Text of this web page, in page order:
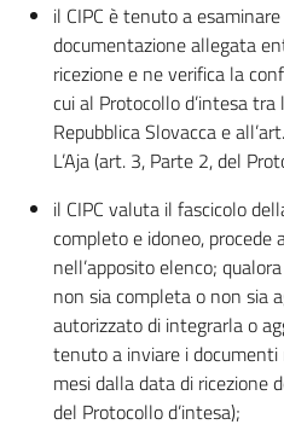
il CIPC è tenuto a
documentazione allegata
ricezione e ne verifica la
cui al Protocollo d’intesa
Repubblica Slovacca e
L’Aja (art. 3, Parte 2, del
il CIPC valuta il fascicolo
completo e idoneo, procede
nell’apposito elenco;
non sia completa o non sia
autorizzato di integrarla o
tenuto a inviare i documenti
mesi dalla data di ricezione
del Protocollo d’intesa);